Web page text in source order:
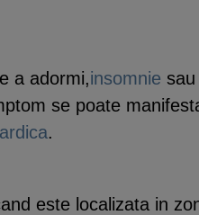
a adormi,insomnie
se poate
.
este localizata in